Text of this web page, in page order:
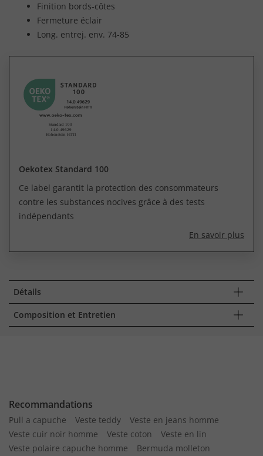
Finition bords-côtes
Fermeture éclair
Long. entrej. env. 74-85
Oekotex Standard 100
Ce label garantit la protection des consommateurs
contre les substances nocives grâce à des tests
indépendants
En savoir plus
Détails
Composition et Entretien
Recommandations
Pull a capuche Veste teddy
Veste en jeans homme
Veste cuir noir homme
Veste coton
Veste en lin
Veste polaire capuche homme
Bermuda molleton